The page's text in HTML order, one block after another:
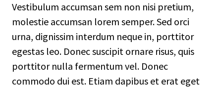
Vestibulum accumsan sem non nisi pretium,
molestie accumsan lorem semper. Sed orci
urna, dignissim interdum neque in, porttitor
egestas leo. Donec suscipit ornare risus, quis
porttitor nulla fermentum vel. Donec
commodo dui est. Etiam dapibus et erat eget